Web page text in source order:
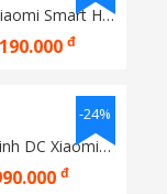
Máy Tạo Độ Ẩm Xiaomi Smart Humidifier 2 EU BHR6026EU
đ
Quạt cây thông minh DC Xiaomi Jipin kết nối APP Mihome X11
đ
-24%